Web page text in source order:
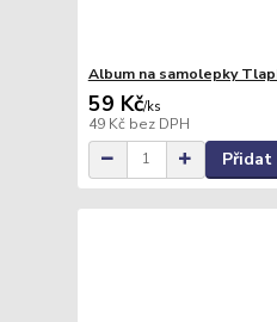
Album na samolepky
59 Kč/ks
49 Kč bez DPH
Přidat